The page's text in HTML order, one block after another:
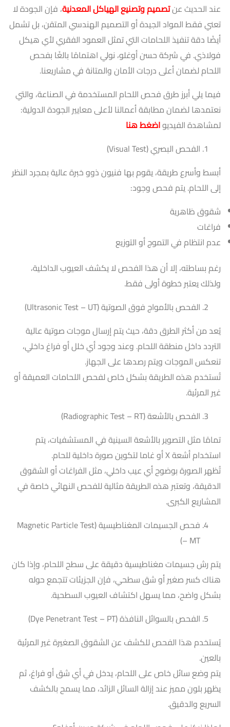
عند الحديث عنتصميم وتصنيع الهياكل المعدنية، فإن الجودة لا
تعني فقط المواد الجيدة أو التصميم الهندسي المتقن، بل تشمل
أيضًا دقة تنفيذ اللحامات التي تمثل العمود الفقري لأي هيكل
فولاذي. في شركة حسن أوغلو، نولي اهتمامًا بالغًا بفحص
اللحام لضمان أعلى درجات الأمان والمتانة في مشاريعنا.
فيما يلي أبرز طرق فحص اللحام المستخدمة في الصناعة، والتي
نعتمدها لضمان مطابقة أعمالنا لأعلى معايير الجودة الدولية:
لمشاهدة الفيديواضغط هنا
الفحص البصري (Visual Test)
أبسط وأسرع طريقة، يقوم بها فنيون ذوو خبرة عالية بمجرد النظر
إلى اللحام. يتم فحص وجود:
شقوق ظاهرية
فراغات
عدم انتظام في التموج أو التوزيع
رغم بساطته، إلا أن هذا الفحص لا يكشف العيوب الداخلية،
ولذلك يعتبر خطوة أولى فقط.
الفحص بالأمواج فوق الصوتية (Ultrasonic Test – UT)
يُعد من أكثر الطرق دقة، حيث يتم إرسال موجات صوتية عالية
التردد داخل منطقة اللحام. وعند وجود أي خلل أو فراغ داخلي،
تنعكس الموجات ويتم رصدها على الجهاز.
تُستخدم هذه الطريقة بشكل خاص لفحص اللحامات العميقة أو
غير المرئية.
الفحص بالأشعة (Radiographic Test – RT)
تمامًا مثل التصوير بالأشعة السينية في المستشفيات، يتم
استخدام أشعة X أو غاما لتكوين صورة داخلية للحام.
تُظهر الصورة بوضوح أي عيب داخلي، مثل الفراغات أو الشقوق
الدقيقة، وتعتبر هذه الطريقة مثالية للفحص النهائي خاصة في
المشاريع الكبرى.
فحص الجسيمات المغناطيسية (Magnetic Particle Test
– MT)
يتم رش جسيمات مغناطيسية دقيقة على سطح اللحام، وإذا كان
هناك كسر صغير أو شق سطحي، فإن الجزيئات تتجمع حوله
بشكل واضح، مما يسهل اكتشاف العيوب السطحية.
الفحص بالسوائل النافذة (Dye Penetrant Test – PT)
يُستخدم هذا الفحص للكشف عن الشقوق الصغيرة غير المرئية
بالعين.
يتم وضع سائل خاص على اللحام، يدخل في أي شق أو فراغ، ثم
يظهر بلون مميز عند إزالة السائل الزائد، مما يسمح بالكشف
السريع والدقيق.